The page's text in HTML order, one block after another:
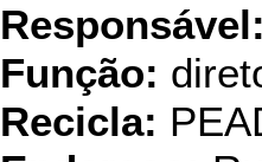
Responsável:
Função:
Recicla: